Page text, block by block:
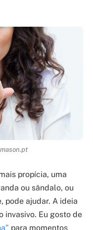
propícia, uma
ou sândalo, ou
pode ajudar. A ideia
invasivo. Eu gosto de
para momentos